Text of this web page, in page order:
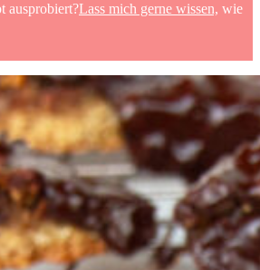
ausprobiert?Lass mich gerne wissen, wie